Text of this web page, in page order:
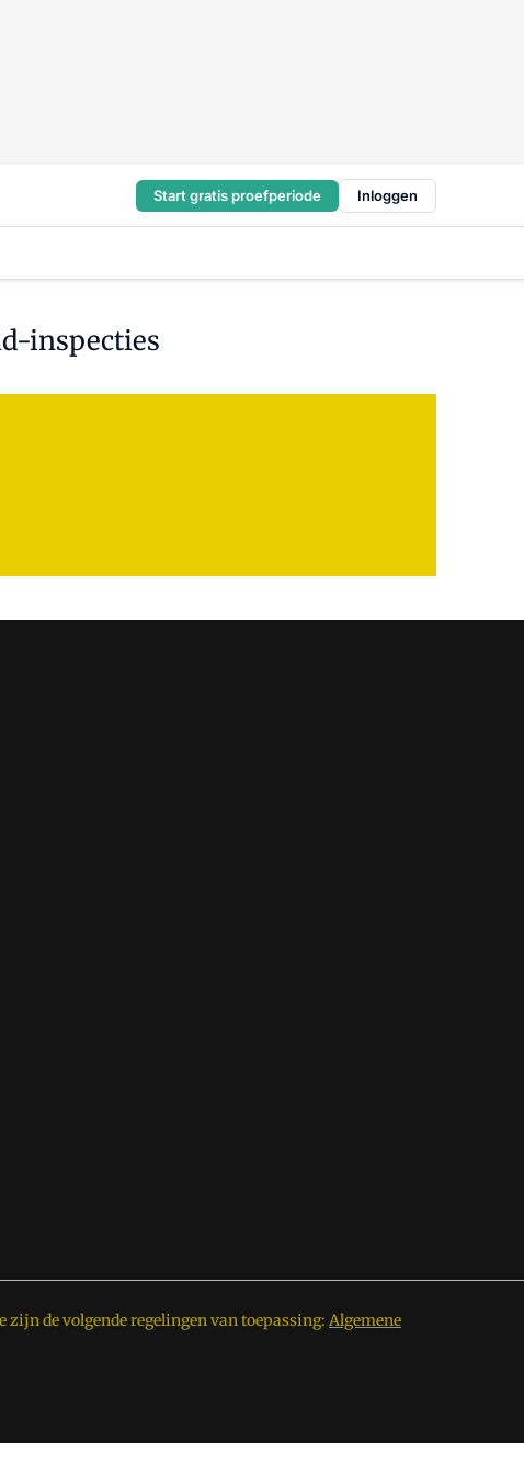
Start gratis proefperiode Inloggen
inspecties
de volgende regelingen van toepassing: Algemene